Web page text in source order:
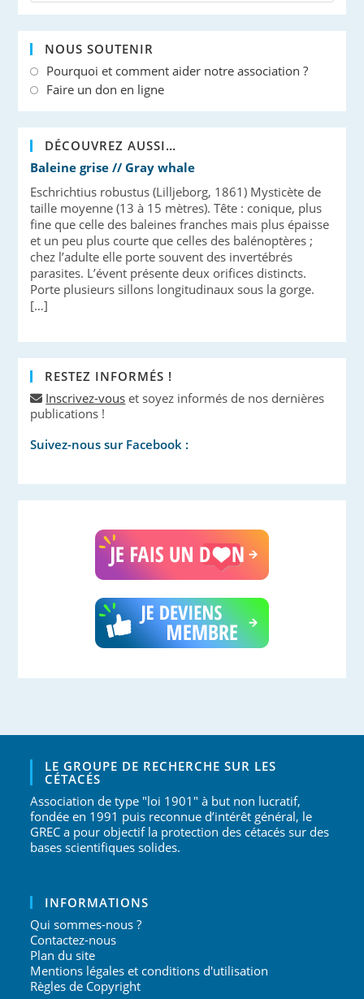
NOUS SOUTENIR
Pourquoi et comment aider notre association ?
Faire un don en ligne
DÉCOUVREZ AUSSI…
Baleine grise // Gray whale
Eschrichtius robustus (Lilljeborg, 1861) Mysticète de
taille moyenne (13 à 15 mètres). Tête : conique, plus
fine que celle des baleines franches mais plus épaisse
et un peu plus courte que celles des balénoptères ;
chez l’adulte elle porte souvent des invertébrés
parasites. L’évent présente deux orifices distincts.
Porte plusieurs sillons longitudinaux sous la gorge.
[…]
RESTEZ INFORMÉS !
Inscrivez-vous et soyez informés de nos dernières
publications !
Suivez-nous sur Facebook :
LE GROUPE DE RECHERCHE SUR LES
CÉTACÉS
Association de type "loi 1901" à but non lucratif,
fondée en 1991 puis reconnue d’intérêt général, le
GREC a pour objectif la protection des cétacés sur des
bases scientifiques solides.
INFORMATIONS
Qui sommes-nous ?
Contactez-nous
Plan du site
Mentions légales et conditions d'utilisation
Règles de Copyright